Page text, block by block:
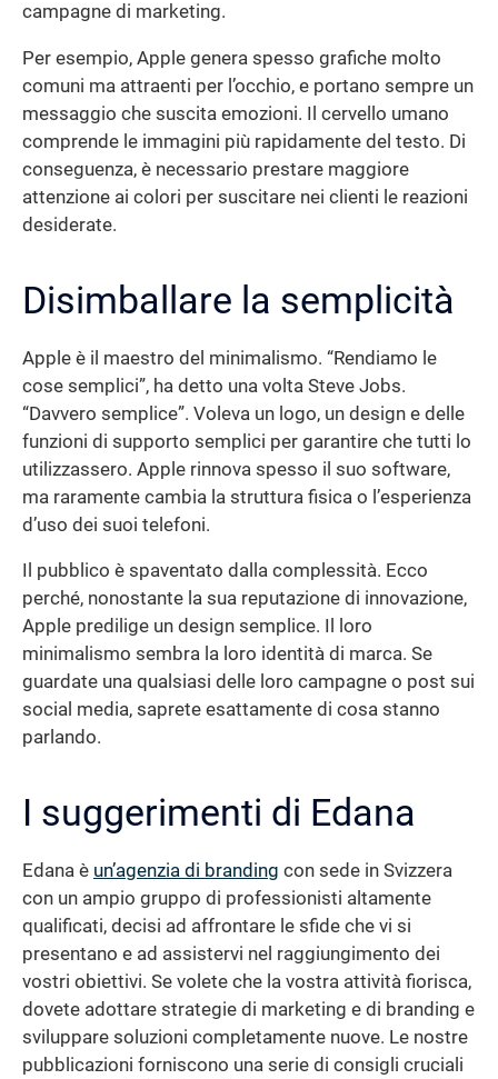
campagne di marketing.
Per esempio, Apple genera spesso grafiche molto
comuni ma attraenti per l’occhio, e portano sempre un
messaggio che suscita emozioni. Il cervello umano
comprende le immagini più rapidamente del testo. Di
conseguenza, è necessario prestare maggiore
attenzione ai colori per suscitare nei clienti le reazioni
desiderate.
Disimballare la semplicità
Apple è il maestro del minimalismo. “Rendiamo le
cose semplici”, ha detto una volta Steve Jobs.
“Davvero semplice”. Voleva un logo, un design e delle
funzioni di supporto semplici per garantire che tutti lo
utilizzassero. Apple rinnova spesso il suo software,
ma raramente cambia la struttura fisica o l’esperienza
d’uso dei suoi telefoni.
Il pubblico è spaventato dalla complessità. Ecco
perché, nonostante la sua reputazione di innovazione,
Apple predilige un design semplice. Il loro
minimalismo sembra la loro identità di marca. Se
guardate una qualsiasi delle loro campagne o post sui
social media, saprete esattamente di cosa stanno
parlando.
I suggerimenti di Edana
Edana è un’agenzia di branding con sede in Svizzera
con un ampio gruppo di professionisti altamente
qualificati, decisi ad affrontare le sfide che vi si
presentano e ad assistervi nel raggiungimento dei
vostri obiettivi. Se volete che la vostra attività fiorisca,
dovete adottare strategie di marketing e di branding e
sviluppare soluzioni completamente nuove. Le nostre
pubblicazioni forniscono una serie di consigli cruciali